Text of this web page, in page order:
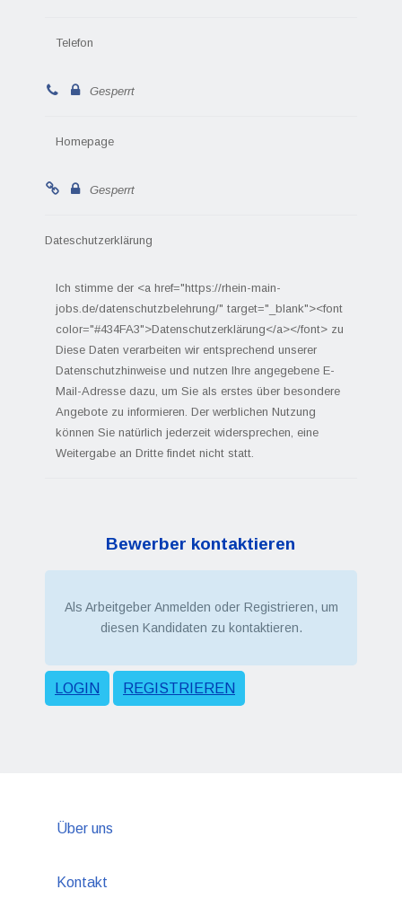
Telefon
Gesperrt
Homepage
Gesperrt
Dateschutzerklärung
Ich stimme der <a href="https://rhein-main-
jobs.de/datenschutzbelehrung/" target="_blank"><font
color="#434FA3">Datenschutzerklärung</a></font> zu
Diese Daten verarbeiten wir entsprechend unserer
Datenschutzhinweise und nutzen Ihre angegebene E-
Mail-Adresse dazu, um Sie als erstes über besondere
Angebote zu informieren. Der werblichen Nutzung
können Sie natürlich jederzeit widersprechen, eine
Weitergabe an Dritte findet nicht statt.
Bewerber kontaktieren
Als Arbeitgeber Anmelden oder Registrieren, um
diesen Kandidaten zu kontaktieren.
LOGIN REGISTRIEREN
Über uns
Kontakt